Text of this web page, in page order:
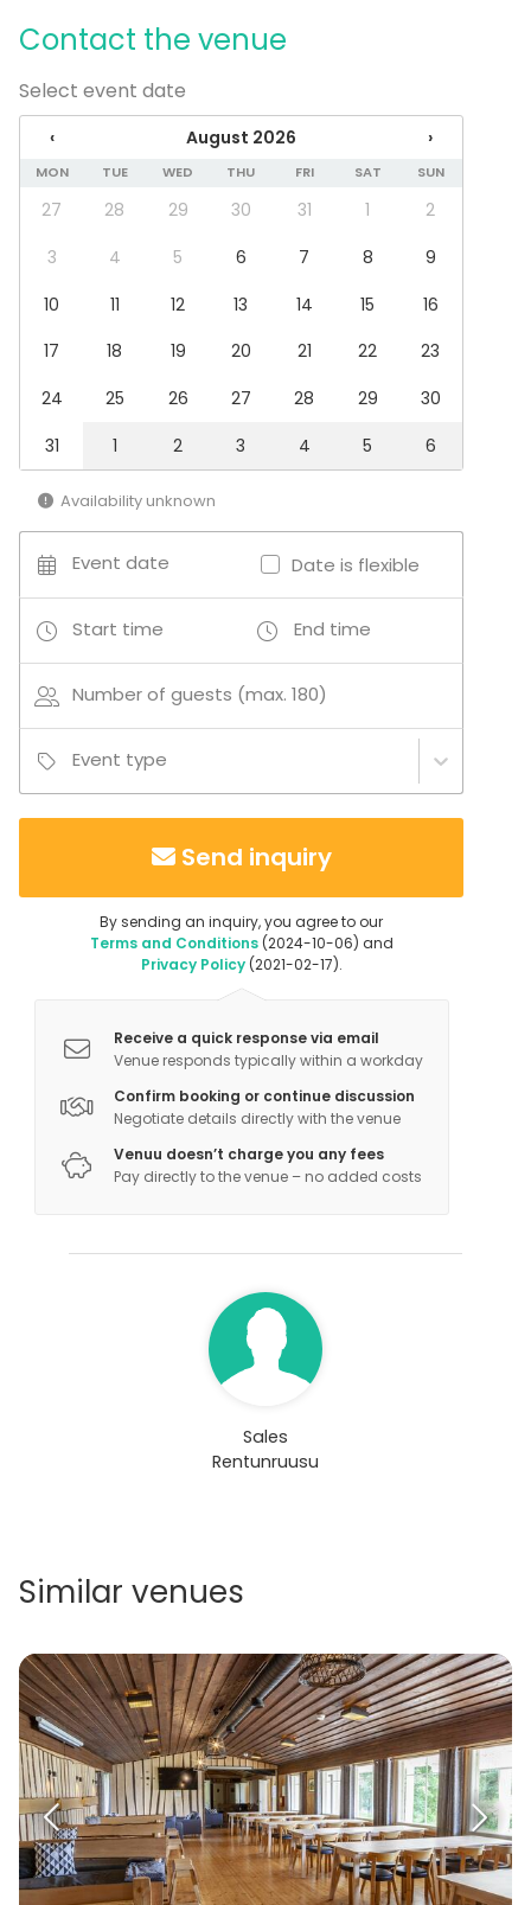
Equipment
Stage
Whiteboard / Flip chart
Piano
Dinnerware
Event types
Party
Spa / Wellness / Sauna
Meeting
Fair / Exhibition
Performance / Show
Experience / Activity
Banquet hall
Villa / Mansion
Concert hall
Theater
Additional information about services and facilities
Juhlasalissa on ammattitason äänentoisto
bluetooth-yhteydellä, sekä mikrofoni.
Keittiössä 2 korkeaa jääkaappia, sekä 2 uunia ja
Contact the venue
Select event date
‹ August 2026 ›
MON TUE WED THU FRI SAT SUN
27 28 29 30 31 1
2
3
4 5 6 7 8
9
10
11 12 13 14 15
16
17
18 19 20 21 22
23
24
25 26 27 28 29
30
31
1 2 3 4 5 6
Availability unknown
Event date Date is flexible
Start time End time
Number of guests (max. 180)
Event type
Send inquiry
By sending an inquiry, you agree to our
Terms and Conditions(2024-10-06) and
Privacy Policy(2021-02-17).
Receive a quick response via email
Venue responds typically within a workday
Confirm booking or continue discussion
Negotiate details directly with the venue
Venuu doesn’t charge you any fees
Pay directly to the venue – no added costs
Sales
Rentunruusu
Similar venues